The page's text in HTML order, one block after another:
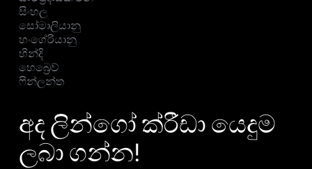
සිංහල
සෝමාලියානු
හංගේරියානු
හින්දි
හෙබ්‍රෙව්
ෆින්ලන්ත
අද ලින්ගෝ ක්රීඩා යෙදුම
ලබා ගන්න!